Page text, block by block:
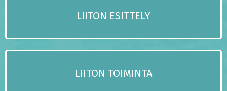
LIITON ESITTELY
LIITON TOIMINTA